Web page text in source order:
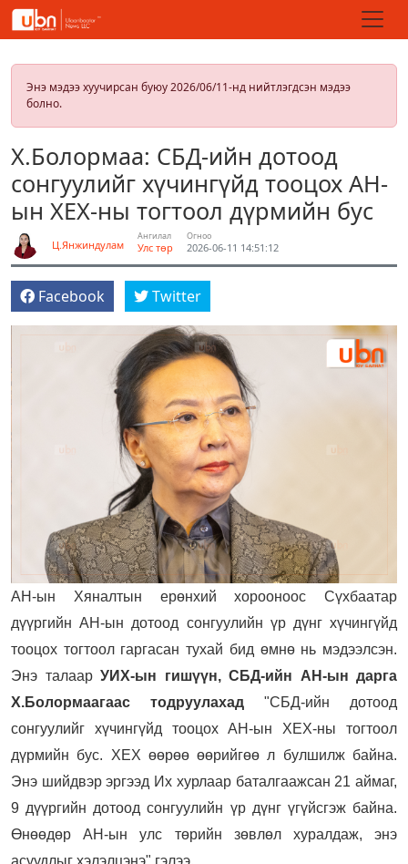
Энэ мэдээ хуучирсан буюу 2026/06/11-нд нийтлэгдсэн мэдээ
болно.
Х.Болормаа: СБД-ийн дотоод
сонгуулийг хүчингүйд тооцох АН-
ын ХЕХ-ны тогтоол дүрмийн бус
Ц.Янжиндулам
Ангилал
Улс төр
Огноо
2026-06-11 14:51:12
Facebook Twitter
АН-ын Хяналтын ерөнхий хорооноос Сүхбаатар
дүүргийн АН-ын дотоод сонгуулийн үр дүнг хүчингүйд
тооцох тогтоол гаргасан тухай бид өмнө нь мэдээлсэн.
Энэ талаар УИХ-ын гишүүн, СБД-ийн АН-ын дарга
Х.Болормаагаас тодруулахад "СБД-ийн дотоод
сонгуулийг хүчингүйд тооцох АН-ын ХЕХ-ны тогтоол
дүрмийн бус. ХЕХ өөрөө өөрийгөө л булшилж байна.
Энэ шийдвэр эргээд Их хурлаар баталгаажсан 21 аймаг,
9 дүүргийн дотоод сонгуулийн үр дүнг үгүйсгэж байна.
Өнөөдөр АН-ын улс төрийн зөвлөл хуралдаж, энэ
асуудлыг хэлэлцэнэ" гэлээ.